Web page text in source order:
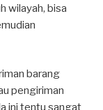
wilayah, bisa
barang
pengiriman
ini tentu sangat